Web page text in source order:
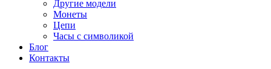
Другие модели
Монеты
Цепи
Часы с символикой
Блог
Контакты